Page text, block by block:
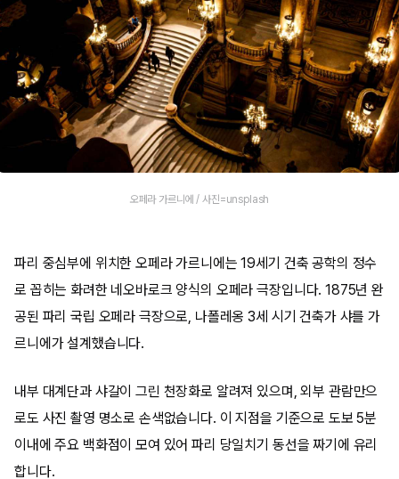
오페라 가르니에 / 사진=unsplash
파리 중심부에 위치한 오페라 가르니에는 19세기 건축 공학의 정수
로 꼽히는 화려한 네오바로크 양식의 오페라 극장입니다. 1875년 완
공된 파리 국립 오페라 극장으로, 나폴레옹 3세 시기 건축가 샤를 가
르니에가 설계했습니다.
내부 대계단과 샤갈이 그린 천장화로 알려져 있으며, 외부 관람만으
로도 사진 촬영 명소로 손색없습니다. 이 지점을 기준으로 도보 5분
이내에 주요 백화점이 모여 있어 파리 당일치기 동선을 짜기에 유리
합니다.